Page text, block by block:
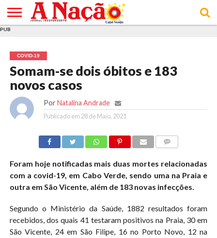
E DE
COOKIES
DE
UTILIZAÇÃO
PUB
COVID-19
Somam-se dois óbitos e 183
novos casos
Por Natalina Andrade
Publicado em 28 de Maio, 2021
Foram hoje notificadas mais duas mortes relacionadas
com a covid-19, em Cabo Verde, sendo uma na Praia e
outra em São Vicente, além de 183 novas infecções.
Segundo o Ministério da Saúde, 1882 resultados foram
recebidos, dos quais 41 testaram positivos na Praia, 30 em
São Vicente, 24 em São Filipe, 16 no Porto Novo, 12 na